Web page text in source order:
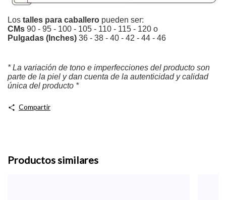
Los talles para caballero pueden ser:
CMs 90 - 95 - 100 - 105 - 110 - 115 - 120 o
Pulgadas (Inches) 36 - 38 - 40 - 42 - 44 - 46
* La variación de tono e imperfecciones del producto son
parte de la piel y dan cuenta de la autenticidad y calidad
única del producto *
Compartir
Productos similares